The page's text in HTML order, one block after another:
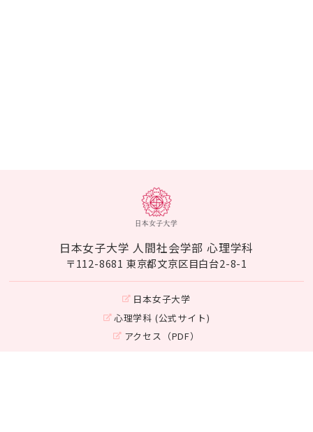
日本女子大学 人間社会学部 心理学科
〒112-8681 東京都文京区目白台2-8-1
日本女子大学
心理学科 (公式サイト)
アクセス（PDF）